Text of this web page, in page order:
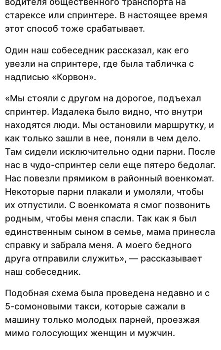
старексе или спринтере. В настоящее время
этот способ тоже срабатывает.
Один наш собеседник рассказал, как его
увезли на спринтере, где была табличка с
надписью «Корвон».
«Мы стояли с другом на дорогое, подъехал
спринтер. Издалека было видно, что внутри
находятся люди. Мы остановили маршрутку, и
как только зашли в нее, поняли в чем дело.
Там сидели исключительно одни парни. После
нас в чудо-спринтер сели еще пятеро бедолаг.
Нас повезли прямиком в районный военкомат.
Некоторые парни плакали и умоляли, чтобы
их отпустили. С военкомата я смог позвонить
родным, чтобы меня спасли. Так как я был
единственным сыном в семье, мама принесла
справку и забрала меня. А моего бедного
друга отправили служить», — рассказывает
наш собеседник.
Подобная схема была проведена недавно и с
5-сомоновыми такси, которые сажали в
машину только молодых парней, проезжая
мимо голосующих женщин и мужчин.